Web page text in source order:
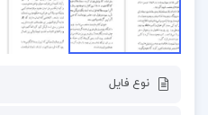
نوع فایل